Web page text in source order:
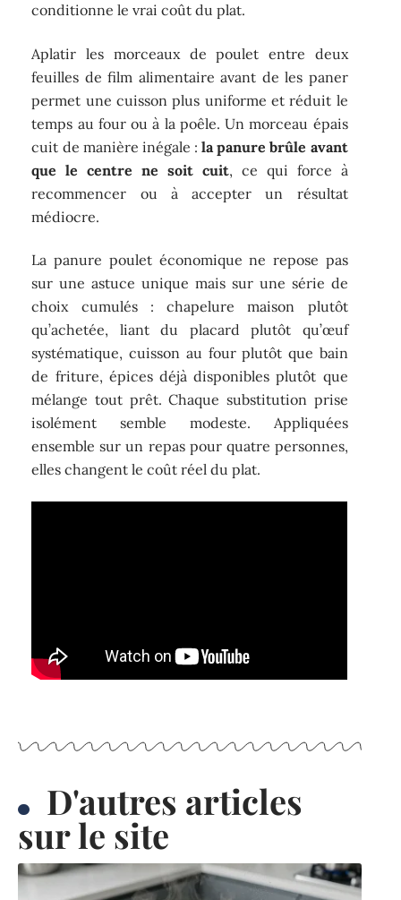
conditionne le vrai coût du plat.
Aplatir les morceaux de poulet entre deux
feuilles de film alimentaire avant de les paner
permet une cuisson plus uniforme et réduit le
temps au four ou à la poêle. Un morceau épais
cuit de manière inégale :la panure brûle avant
que le centre ne soit cuit, ce qui force à
recommencer ou à accepter un résultat
médiocre.
La panure poulet économique ne repose pas
sur une astuce unique mais sur une série de
choix cumulés : chapelure maison plutôt
qu’achetée, liant du placard plutôt qu’œuf
systématique, cuisson au four plutôt que bain
de friture, épices déjà disponibles plutôt que
mélange tout prêt. Chaque substitution prise
isolément semble modeste. Appliquées
ensemble sur un repas pour quatre personnes,
elles changent le coût réel du plat.
D'autres articles
sur le site